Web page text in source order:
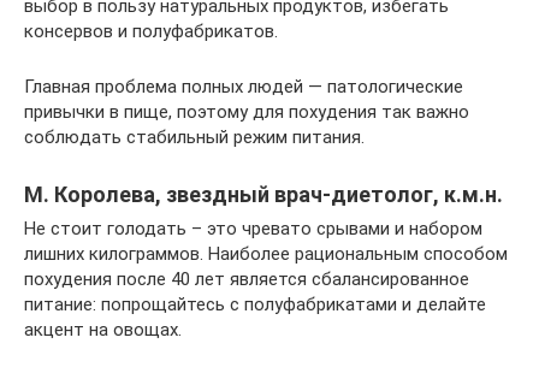
выбор в пользу натуральных продуктов, избегать
консервов и полуфабрикатов.
Главная проблема полных людей — патологические
привычки в пище, поэтому для похудения так важно
соблюдать стабильный режим питания.
М. Королева, звездный врач-диетолог, к.м.н.
Не стоит голодать – это чревато срывами и набором
лишних килограммов. Наиболее рациональным способом
похудения после 40 лет является сбалансированное
питание: попрощайтесь с полуфабрикатами и делайте
акцент на овощах.